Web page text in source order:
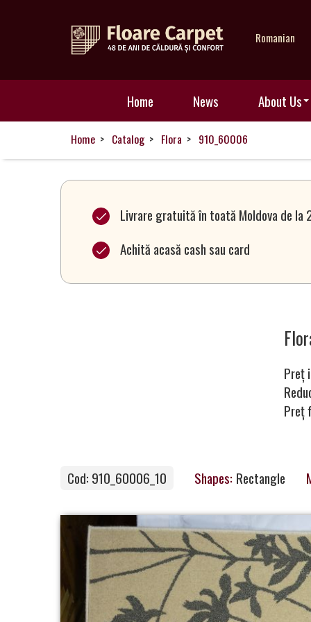
Romanian
Home News About Us
Home
Become
Partner
Home Catalog Flora 910_60006
Livrare gratuită în toată Moldova de la
Achită acasă cash sau card
Preț
Preț
Cod: 910_60006_10 Shapes: Rectangle